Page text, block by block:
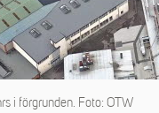
i förgrunden. Foto: OTW